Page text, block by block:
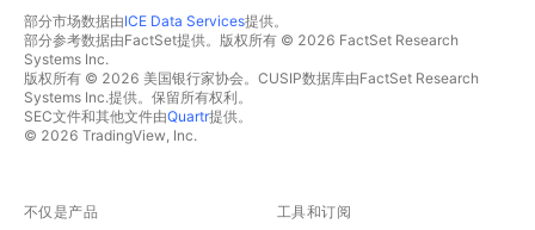
部分市场数据由ICE Data Services提供。
部分参考数据由FactSet提供。版权所有 © 2026 FactSet Research
Systems Inc.
版权所有 © 2026 美国银行家协会。CUSIP数据库由FactSet Research
Systems Inc.提供。保留所有权利。
SEC文件和其他文件由Quartr提供。
© 2026 TradingView, Inc.
不仅是产品 工具和订阅